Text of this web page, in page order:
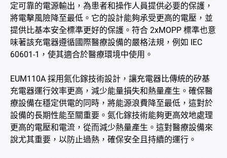
定可靠的電源輸出，為患者和操作人員提供必要的保護，
將電擊風險降至最低。它的設計能夠承受更高的電壓，並
提供比基本安全標準更好的保護。符合 2xMOPP 標準也意
味著該充電器遵循國際醫療設備的嚴格法規，例如 IEC
60601-1，使其適合於醫療環境中使用。
EUM110A 採用氮化鎵技術設計，讓充電器比傳統的矽基
充電器運行效率更高，減少能量損失和熱量產生。確保醫
療設備在穩定供電的同時，將能源浪費降至最低，這對於
設備的長期性能至關重要。氮化鎵技術能夠更高效地處理
更高的電壓和電流，從而減少熱量產生。這對醫療設備來
說尤其重要，以防止過熱，確保安全且持續的運行。